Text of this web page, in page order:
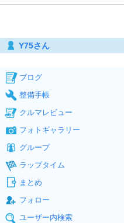
Y75さん
ブログ
整備手帳
クルマレビュー
フォトギャラリー
グループ
ラップタイム
まとめ
フォロー
ユーザー内検索